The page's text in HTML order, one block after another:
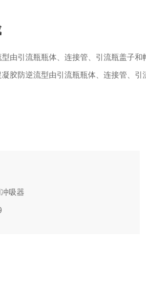
由引流瓶瓶体、连接管、引流瓶盖子和
胶防逆流型由引流瓶瓶体、连接管、引
吸器